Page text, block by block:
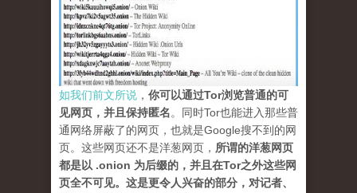
如我们前文所说 ， 你可以通过Tor浏览普通的可
见网页，并且保持匿名。同时Tor也能进入那些普
通网络屏蔽了的网页，也就是Google搜不到的网
页。这些网页还不是洋葱网页， 所谓的洋葱网页
都是以 .onion 为后缀的，并且在Tor之外这些网
页全不可见。这是更令人兴奋的部分，对记者、